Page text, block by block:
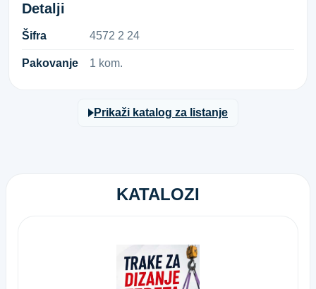
Detalji
Šifra 4​5​7​2​ ​2​ ​2​4​
Pakovanje 1 kom.
Prikaži katalog za listanje
KATALOZI